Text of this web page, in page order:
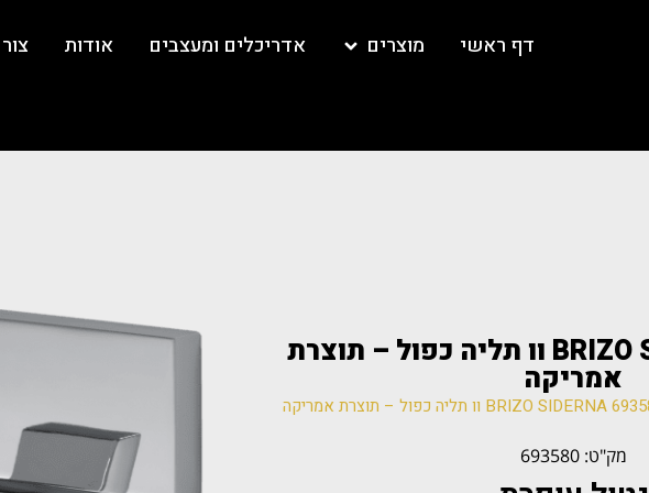
דף ראשי מוצרים אדריכלים ומעצבים אודות
BRIZO SIDERNA 693580 וו תליה כפול – תוצרת
אמריקה
מק"ט: 693580